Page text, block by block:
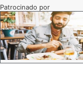
Patrocinado por